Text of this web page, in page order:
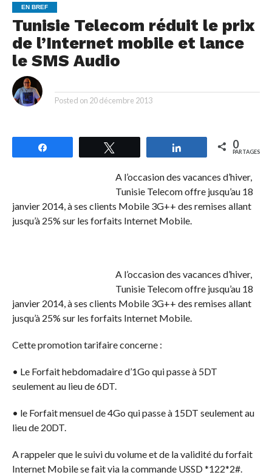
EN BREF
Tunisie Telecom réduit le prix
de l’Internet mobile et lance
le SMS Audio
Posted on 20 décembre 2013
Partagez 0
PARTAGES
A l’occasion des vacances d’hiver,
Tunisie Telecom offre jusqu’au 18
janvier 2014, à ses clients Mobile 3G++ des remises allant
jusqu’à 25% sur les forfaits Internet Mobile.
A l’occasion des vacances d’hiver,
Tunisie Telecom offre jusqu’au 18
janvier 2014, à ses clients Mobile 3G++ des remises allant
jusqu’à 25% sur les forfaits Internet Mobile.
Cette promotion tarifaire concerne :
• Le Forfait hebdomadaire d’1Go qui passe à 5DT
seulement au lieu de 6DT.
• le Forfait mensuel de 4Go qui passe à 15DT seulement au
lieu de 20DT.
A rappeler que le suivi du volume et de la validité du forfait
Internet Mobile se fait via la commande USSD *122*2#.